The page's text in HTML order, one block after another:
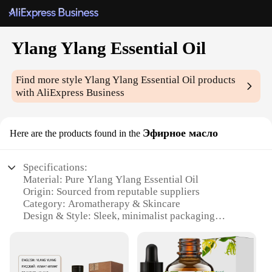
Ylang Ylang Essential Oil
Find more styleYlang Ylang Essential Oil products
with AliExpress Business
Here are the products found in the Эфирное масло
Specifications:
Material: Pure Ylang Ylang Essential Oil
Origin: Sourced from reputable suppliers
Category: Aromatherapy & Skincare
Design & Style: Sleek, minimalist packaging
Typical Adaptive Scenario: Suitable for use in spas,
salons, and personal care routines